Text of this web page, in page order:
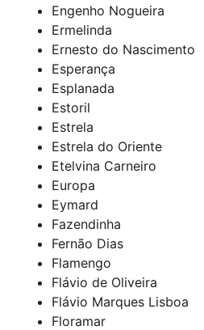
Engenho Nogueira
Ermelinda
Ernesto do Nascimento
Esperança
Esplanada
Estoril
Estrela
Estrela do Oriente
Etelvina Carneiro
Europa
Eymard
Fazendinha
Fernão Dias
Flamengo
Flávio de Oliveira
Flávio Marques Lisboa
Floramar